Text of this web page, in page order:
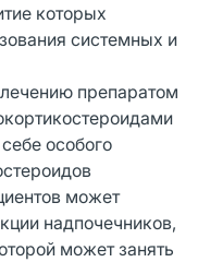
которых
системных и
препаратом
особого
может
надпочечников,
может занять